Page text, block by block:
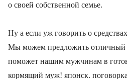
о своей собственной семье.
Ну а если уж говорить о
Мы можем предложить отличный
поможет нашим мужчинам в
кормящий муж! японск.